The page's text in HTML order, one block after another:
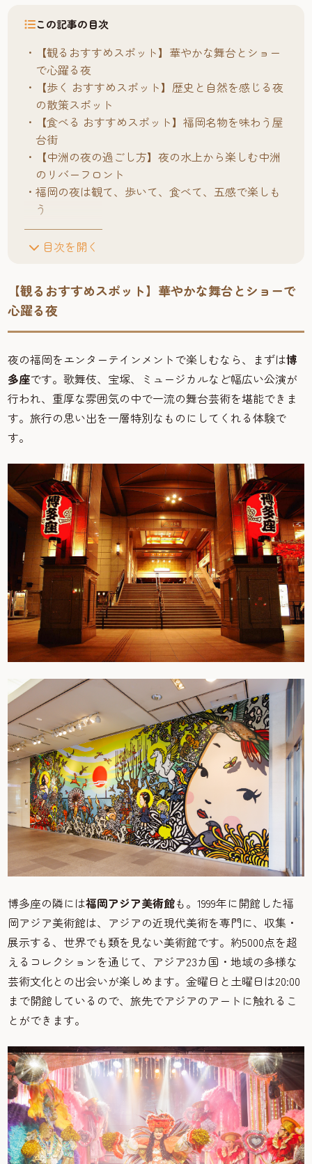
この記事の目次
目次を開く
【観るおすすめスポット】華やかな舞台とショー
で心躍る夜
【歩く おすすめスポット】歴史と自然を感じる夜
の散策スポット
【食べる おすすめスポット】福岡名物を味わう屋
台街
【中洲の夜の過ごし方】夜の水上から楽しむ中洲
のリバーフロント
福岡の夜は観て、歩いて、食べて、五感で楽しも
う
【観るおすすめスポット】華やかな舞台とショーで
心躍る夜
夜の福岡をエンターテインメントで楽しむなら、まずは博
多座です。歌舞伎、宝塚、ミュージカルなど幅広い公演が
行われ、重厚な雰囲気の中で一流の舞台芸術を堪能できま
す。旅行の思い出を一層特別なものにしてくれる体験で
す。
博多座の隣には福岡アジア美術館も。1999年に開館した福
岡アジア美術館は、アジアの近現代美術を専門に、収集・
展示する、世界でも類を見ない美術館です。約5000点を超
えるコレクションを通じて、アジア23カ国・地域の多様な
芸術文化との出会いが楽しめます。金曜日と土曜日は20:00
まで開館しているので、旅先でアジアのアートに触れるこ
とができます。